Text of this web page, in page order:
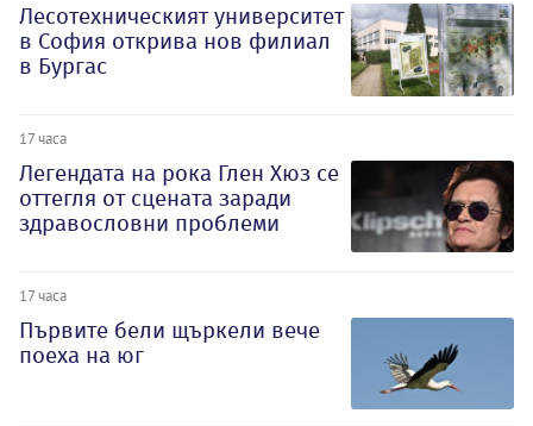
Лесотехническият университет
в София открива нов филиал
в Бургас
17 часа
Легендата на рока Глен Хюз се
оттегля от сцената заради
здравословни проблеми
17 часа
Първите бели щъркели вече
поеха на юг